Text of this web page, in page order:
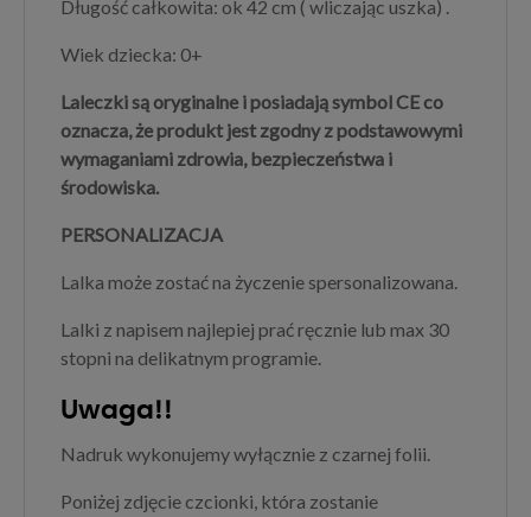
Długość całkowita: ok 42 cm ( wliczając uszka) .
Wiek dziecka: 0+
Laleczki są oryginalne i posiadają symbol CE co
oznacza, że produkt jest zgodny z podstawowymi
wymaganiami zdrowia, bezpieczeństwa i
środowiska.
PERSONALIZACJA
Lalka może zostać na życzenie spersonalizowana.
Lalki z napisem najlepiej prać ręcznie lub max 30
stopni na delikatnym programie.
Uwaga!!
Nadruk wykonujemy wyłącznie z czarnej folii.
Poniżej zdjęcie czcionki, która zostanie